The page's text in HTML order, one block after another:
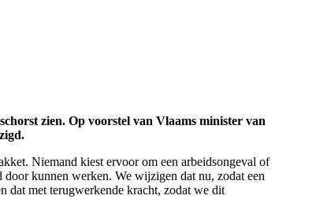
zien. Op voorstel van Vlaams minister van
Niemand kiest ervoor om een arbeidsongeval of
kunnen werken. We wijzigen dat nu, zodat een
dat met terugwerkende kracht, zodat we dit